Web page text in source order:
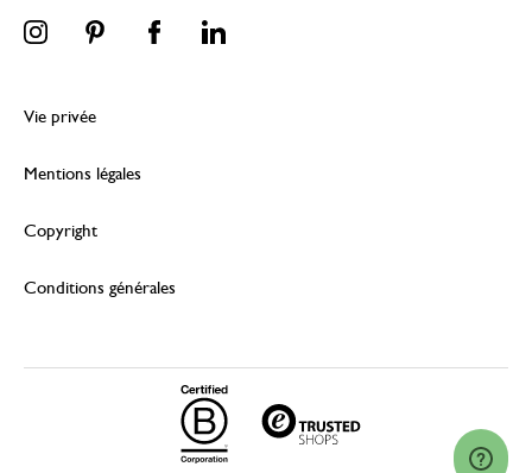
Vie privée
Mentions légales
Copyright
Conditions générales